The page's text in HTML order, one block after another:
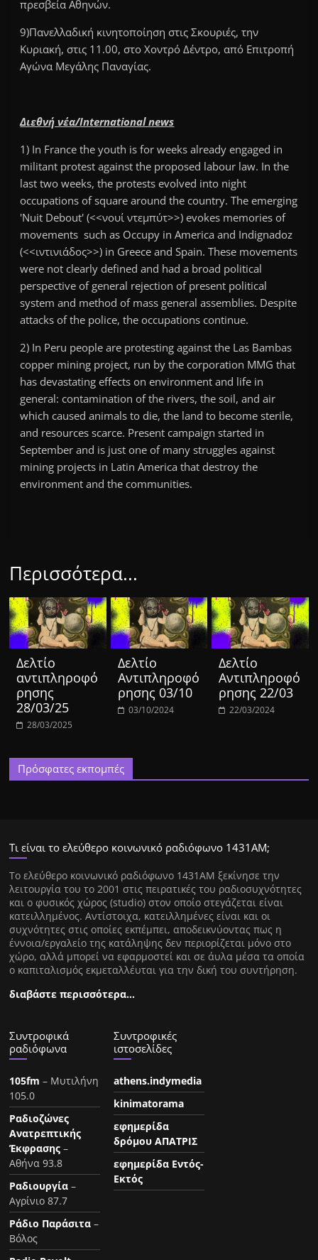
πρεσβεία Αθηνών.
9)Πανελλαδική κινητοποίηση στις Σκουριές, την
Κυριακή, στις 11.00, στο Χοντρό Δέντρο, από Επιτροπή
Αγώνα Μεγάλης Παναγίας.
Διεθνή νέα/International news
1) In France the youth is for weeks already engaged in
militant protest against the proposed labour law. In the
last two weeks, the protests evolved into night
occupations of square around the country. The emerging
'Nuit Debout' (<<νουί ντεμπύτ>>) evokes memories of
movements such as Occupy in America and Indignadoz
(<<ιντινιάδος>>) in Greece and Spain. These movements
were not clearly defined and had a broad political
perspective of general rejection of present political
system and method of mass general assemblies. Despite
attacks of the police, the occupations continue.
2) In Peru people are protesting against the Las Bambas
copper mining project, run by the corporation MMG that
has devastating effects on environment and life in
general: contamination of the rivers, the soil, and air
which caused animals to die, the land to become sterile,
and resources scarce. Present campaign started in
September and is just one of many struggles against
mining projects in Latin America that destroy the
environment and the communities.
Περισσότερα...
Δελτίο
αντιπληροφό
ρησης
28/03/25
28/03/2025
Δελτίο
Αντιπληροφό
ρησης 03/10
03/10/2024
Δελτίο
Αντιπληροφό
ρησης 22/03
22/03/2024
Πρόσφατες εκπομπές
Τι είναι το ελεύθερο κοινωνικό ραδιόφωνο 1431ΑΜ;
Tο ελεύθερο κοινωνικό ραδιόφωνο 1431AM ξεκίνησε την
λειτουργία του το 2001 στις πειρατικές του ραδιοσυχνότητες
και ο φυσικός χώρος (studio) στον οποίο στεγάζεται είναι
κατειλλημένος. Αντίστοιχα, κατειλλημένες είναι και οι
συχνότητες στις οποίες εκπέμπει, αποδεικνύοντας πως η
έννοια/εργαλείο της κατάληψης δεν περιορίζεται μόνο στο
χώρο, αλλά μπορεί να εφαρμοστεί και σε άυλα μέσα τα οποία
ο καπιταλισμός εκμεταλλέυται για την δική του συντήρηση.
διαβάστε περισσότερα…
Συντροφικά
ραδιόφωνα
105fm – Μυτιλήνη
105.0
Ραδιοζώνες
Ανατρεπτικής
Έκφρασης –
Αθήνα 93.8
Ραδιουργία –
Αγρίνιο 87.7
Ράδιο Παράσιτα –
Βόλος
Συντροφικές
ιστοσελίδες
athens.indymedia
kinimatorama
εφημερίδα
δρόμου ΑΠΑΤΡΙΣ
εφημερίδα Εντός-
Εκτός